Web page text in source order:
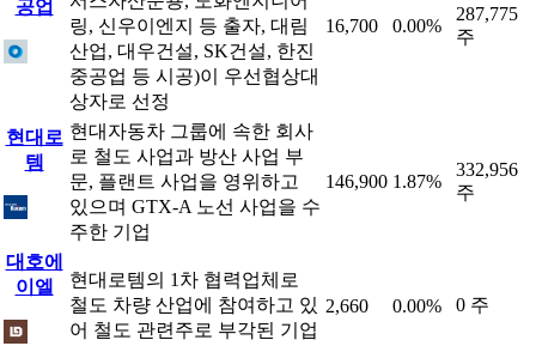
공업
링, 신우이엔지 등 출자, 대림
산업, 대우건설, SK건설, 한진
중공업 등 시공)이 우선협상대
상자로 선정
16,700 0.00%
287,775
주
현대로
템
현대자동차 그룹에 속한 회사
로 철도 사업과 방산 사업 부
문, 플랜트 사업을 영위하고
있으며 GTX-A 노선 사업을 수
주한 기업
146,900 1.87%
332,956
주
대호에
이엘
현대로템의 1차 협력업체로
철도 차량 산업에 참여하고 있
어 철도 관련주로 부각된 기업
2,660 0.00% 0 주